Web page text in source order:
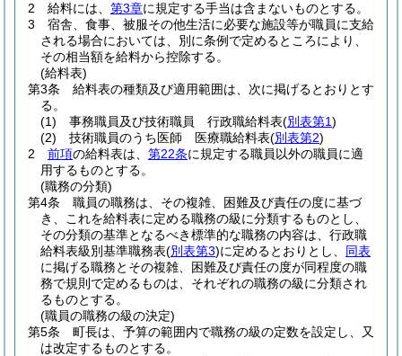
2
給料には、 第3章に規定する手当は含まないものとする。
3
宿舎、食事、被服その他生活に必要な施設等が職員に支給
される場合においては、別に条例で定めるところにより、
その相当額を給料から控除する。
(給料表)
第3条
給料表の種類及び適用範囲は、次に掲げるとおりとす
る。
(1)
事務職員及び技術職員 行政職給料表(別表第1)
(2)
技術職員のうち医師 医療職給料表(別表第2)
2
前項の給料表は、 第22条に規定する職員以外の職員に適
用するものとする。
(職務の分類)
第4条
職員の職務は、その複雑、困難及び責任の度に基づ
き、これを給料表に定める職務の級に分類するものとし、
その分類の基準となるべき標準的な職務の内容は、行政職
給料表級別基準職務表(別表第3)に定めるとおりとし、 同表
に掲げる職務とその複雑、困難及び責任の度が同程度の職
務で規則で定めるものは、それぞれの職務の級に分類され
るものとする。
(職員の職務の級の決定)
第5条
町長は、予算の範囲内で職務の級の定数を設定し、又
は改定するものとする。